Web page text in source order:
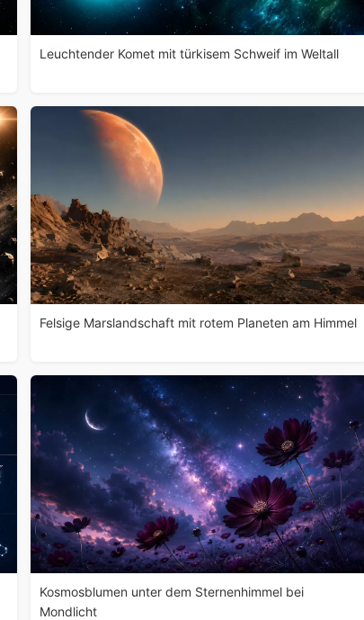
Leuchtender Komet mit türkisem Schweif im Weltall
Felsige Marslandschaft mit rotem Planeten am Himmel
Kosmosblumen unter dem Sternenhimmel bei
Mondlicht